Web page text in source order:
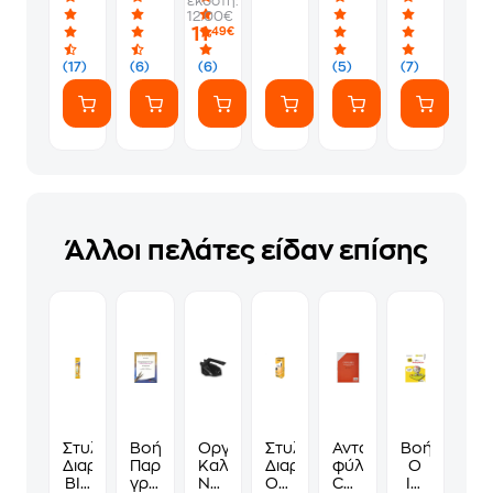
0.8
mm
Μπλε
(4
Τεμάχια)
(17) (6) (6)
12.00€
11,49€
Grad
Teal
1.0mm
(5)
Drop
1.0mm
(7)
Άλλοι πελάτες είδαν επίσης
Στυλό
Διαρκείας
BIC
Βοήθημα
Παραγωγή
γραπτού
Οργανωτής
Καλωδίων
NOD
Στυλό
Διαρκείας
Orange
Ανταλλακτικά
φύλλα
COOLBEE
Βοήθημα
Ο
IQ